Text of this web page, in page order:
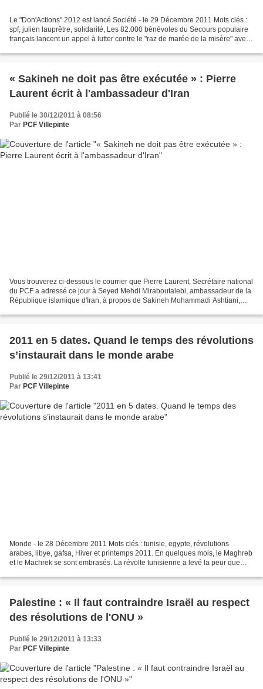
Le "Don'Actions" 2012 est lancé Société - le 29 Décembre 2011 Mots clés :
spf, julien lauprêtre, solidarité, Les 82.000 bénévoles du Secours populaire
français lancent un appel à lutter contre le "raz de marée de la misère" avec
« Sakineh ne doit pas être exécutée » : Pierre
Laurent écrit à l'ambassadeur d'Iran
Publié le 30/12/2011 à 08:56
Par PCF Villepinte
Vous trouverez ci-dessous le courrier que Pierre Laurent, Secrétaire national
du PCF a adressé ce jour à Seyed Mehdi Miraboutalebi, ambassadeur de la
République islamique d'Iran, à propos de Sakineh Mohammadi Ashtiani,
2011 en 5 dates. Quand le temps des révolutions
s’instaurait dans le monde arabe
Publié le 29/12/2011 à 13:41
Par PCF Villepinte
Monde - le 28 Décembre 2011 Mots clés : tunisie, egypte, révolutions
arabes, libye, gafsa, Hiver et printemps 2011. En quelques mois, le Maghreb
et le Machrek se sont embrasés. La révolte tunisienne a levé la peur que
Palestine : « Il faut contraindre Israël au respect
des résolutions de l'ONU »
Publié le 29/12/2011 à 13:33
Par PCF Villepinte